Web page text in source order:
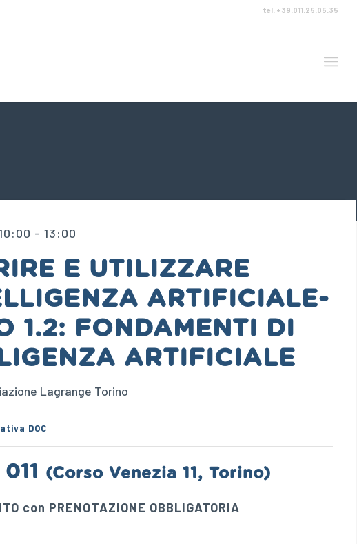
tel. +39.011.25.05.35
- 13:00
E UTILIZZARE
ARTIFICIALE-
1.2: FONDAMENTI DI
ARTIFICIALE
Lagrange Torino
DOC
(Corso Venezia 11, Torino)
con PRENOTAZIONE OBBLIGATORIA